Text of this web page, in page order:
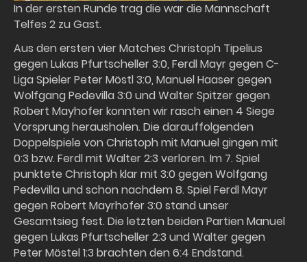
In der ersten Runde trag die war die Mannschaft
Telfes 2 zu Gast.
Aus den ersten vier Matches Christoph Tipelius
gegen Lukas Pfurtscheller 3:0, Ferdl Mayr gegen C-
Liga Spieler Peter Möstl 3:0, Manuel Haaser gegen
Wolfgang Pedevilla 3:0 und Walter Spitzer gegen
Robert Mayhofer konnten wir rasch einen 4 Siege
Vorsprung herausholen. Die darauffolgenden
Doppelspiele von Christoph mit Manuel gingen mit
0:3 bzw. Ferdl mit Walter 2:3 verloren. Im 7. Spiel
punktete Christoph klar mit 3:0 gegen Wolfgang
Pedevilla und schon nachdem 8. Spiel Ferdl Mayr
gegen Robert Mayrhofer 3:0 stand unser
Gesamtsieg fest. Die letzten beiden Partien Manuel
gegen Lukas Pfurtscheller 2:3 und Walter gegen
Peter Möstel 1:3 brachten den 6:4 Endstand.